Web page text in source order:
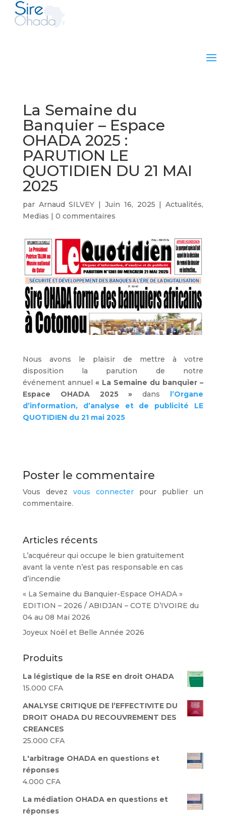
La Semaine du
Banquier – Espace
OHADA 2025 :
PARUTION LE
QUOTIDIEN DU 21 MAI
2025
par Arnaud SILVEY |Juin 16, 2025 |Actualités,
Medias | 0 commentaires
Nous avons le plaisir de mettre à votre
disposition la parution de notre
événement annuel « La Semaine du banquier –
Espace OHADA 2025 » dans l’Organe
d’information, d’analyse et de publicité LE
QUOTIDIEN du 21 mai 2025
Poster le commentaire
Vous devez vous connecter pour publier un
commentaire.
Articles récents
L’acquéreur qui occupe le bien gratuitement
avant la vente n’est pas responsable en cas
d’incendie
« La Semaine du Banquier-Espace OHADA »
EDITION – 2026 / ABIDJAN – COTE D’IVOIRE du
04 au 08 Mai 2026
Joyeux Noël et Belle Année 2026
Produits
La légistique de la RSE en droit OHADA
15.000 CFA
ANALYSE CRITIQUE DE l’EFFECTIVITE DU
DROIT OHADA DU RECOUVREMENT DES
CREANCES
25.000 CFA
L'arbitrage OHADA en questions et
réponses
4.000 CFA
La médiation OHADA en questions et
réponses